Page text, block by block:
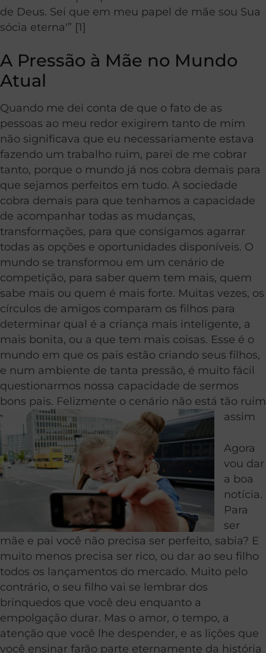
de Deus. Sei que em meu papel de mãe sou Sua
sócia eterna'” [1]
A Pressão à Mãe no Mundo
Atual
Quando me dei conta de que o fato de as
pessoas ao meu redor exigirem tanto de mim
não significava que eu necessariamente estava
fazendo um trabalho ruim, parei de me cobrar
tanto, porque o mundo já nos cobra demais para
que sejamos perfeitos em tudo. A sociedade
cobra demais para que tenhamos a capacidade
de acompanhar todas as mudanças,
transformações, para que consigamos agarrar
todas as opções e oportunidades disponíveis. O
mundo se transformou em um cenário de
competição, para saber quem tem mais, quem
sabe mais ou quem é mais forte. Muitas vezes, os
círculos de amigos comparam os filhos para
determinar qual é a criança mais inteligente, a
mais bonita, ou a que tem mais coisas. Esse é o
mundo em que os pais estão criando seus filhos,
e num ambiente de tanta pressão, é muito fácil
questionarmos nossa capacidade de sermos
bons pais. Felizmente o cenário não está tão ruim
assim
Agora
vou dar
a boa
notícia.
Para
ser
mãe e pai você não precisa ser perfeito, sabia? E
muito menos precisa ser rico, ou dar ao seu filho
todos os lançamentos do mercado. Muito pelo
contrário, o seu filho vai se lembrar dos
brinquedos que você deu enquanto a
empolgação durar. Mas o amor, o tempo, a
atenção que você lhe despender, e as lições que
você ensinar farão parte eternamente da história